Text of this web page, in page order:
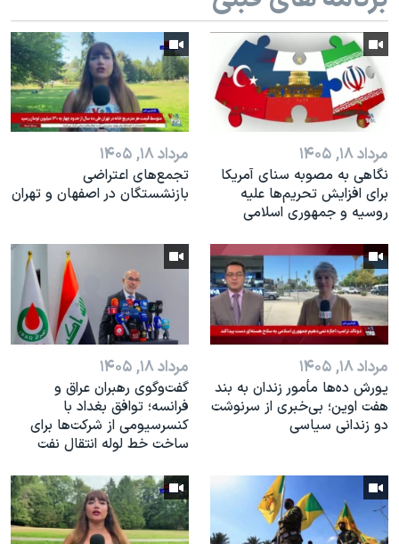
نرگس محمدی برنده جایزه نوبل صلح
همایش محافظه‌کاران آمریکا «سی‌پک»
صفحه‌های ویژه
سفر پرزیدنت ترامپ به چین
مرداد ۱۸, ۱۴۰۵
نگاهی به مصوبه سنای آمریکا
برای افزایش تحریم‌ها علیه
روسیه و جمهوری اسلامی
مرداد ۱۸, ۱۴۰۵
تجمع‌های اعتراضی
بازنشستگان در اصفهان و تهران
مرداد ۱۸, ۱۴۰۵
یورش ده‌ها مأمور زندان به بند
هفت اوین؛ بی‌خبری از سرنوشت
دو زندانی سیاسی
مرداد ۱۸, ۱۴۰۵
گفت‌وگوی رهبران عراق و
فرانسه؛ توافق بغداد با
کنسرسیومی از شرکت‌ها برای
ساخت خط لوله انتقال نفت